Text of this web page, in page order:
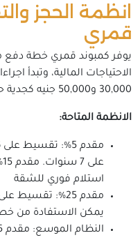
انظمة الحجز
قمري
يوفر كمبوند قمري خطة دفع
الاحتياجات المالية، وتبدأ
30,000 و50,000 جنيه كجدية حجز.
الانظمة المتاحة:
استلام فوري للشقة
يمكن الاستفادة من خصم 35% عند الدفع